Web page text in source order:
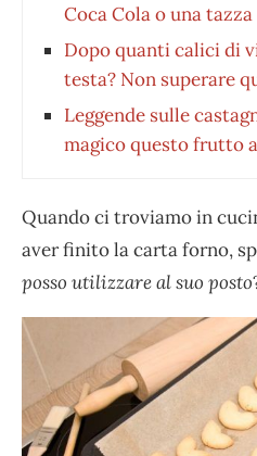
Coca Cola o una
Dopo quanti calici di
testa? Non superare
Leggende sulle
magico questo frutto
Quando ci troviamo in
aver finito la carta forno,
posso utilizzare al suo posto